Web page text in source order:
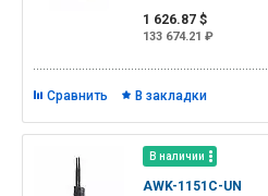
1 626.87 $
133 674.21 ₽
Сравнить В закладки
В наличии
AWK-1151C-UN